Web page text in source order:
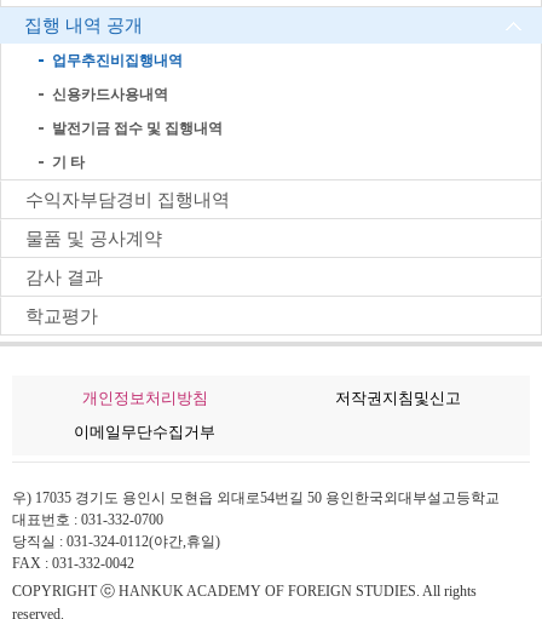
집행 내역 공개
업무추진비집행내역
신용카드사용내역
발전기금 접수 및 집행내역
기 타
수익자부담경비 집행내역
물품 및 공사계약
감사 결과
학교평가
개인정보처리방침
저작권지침및신고
이메일무단수집거부
우) 17035 경기도 용인시 모현읍 외대로54번길 50 용인한국외대부설고등학교
대표번호 : 031-332-0700
당직실 : 031-324-0112(야간,휴일)
FAX : 031-332-0042
COPYRIGHT ⓒ HANKUK ACADEMY OF FOREIGN STUDIES. All rights
reserved.